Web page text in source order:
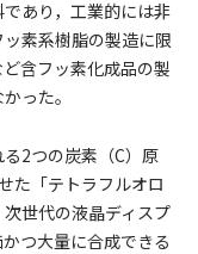
あり，工業的には非
素系樹脂の製造に限
含フッ素化成品の製
った。
2つの炭素（C）原
た「テトラフルオロ
世代の液晶ディスプ
つ大量に合成できる